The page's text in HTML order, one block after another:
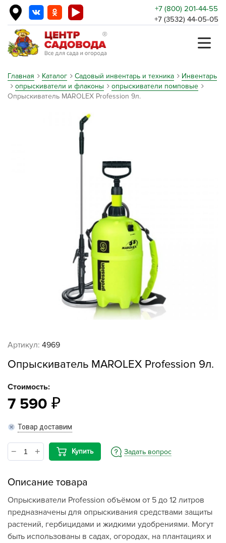
+7 (800) 201-44-55
+7 (3532) 44-05-05
Главная Каталог Садовый инвентарь и техника
Инвентарь
опрыскиватели и флаконы
опрыскиватели помповые
Опрыскиватель MAROLEX Profession 9л.
Артикул: 4969
Опрыскиватель MAROLEX Profession 9л.
Стоимость:
7 590
Товар доставим
Купить Задать вопрос
Описание товара
Опрыскиватели Profession объёмом от 5 до 12 литров
предназначены для опрыскивания средствами защиты
растений, гербицидами и жидкими удобрениями. Могут
быть использованы в садах, огородах, на плантациях и